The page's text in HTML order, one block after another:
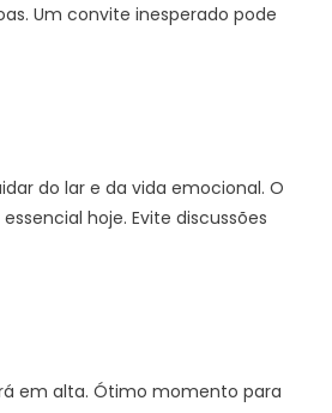
Um convite inesperado pode
do lar e da vida emocional. O
hoje. Evite discussões
em alta. Ótimo momento para